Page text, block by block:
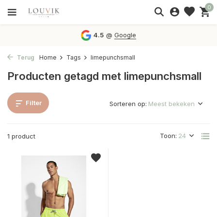
0
4.5 @Google
Terug Home Tags limepunchsmall
Producten getagd met limepunchsmall
Filter
1 product Toon:
Sorteren op: